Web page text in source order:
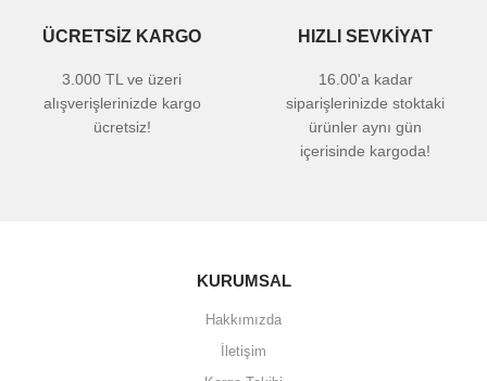
ÜCRETSİZ KARGO
3.000 TL ve üzeri
alışverişlerinizde kargo
ücretsiz!
HIZLI SEVKİYAT
16.00'a kadar
siparişlerinizde stoktaki
ürünler aynı gün
içerisinde kargoda!
KURUMSAL
Hakkımızda
İletişim